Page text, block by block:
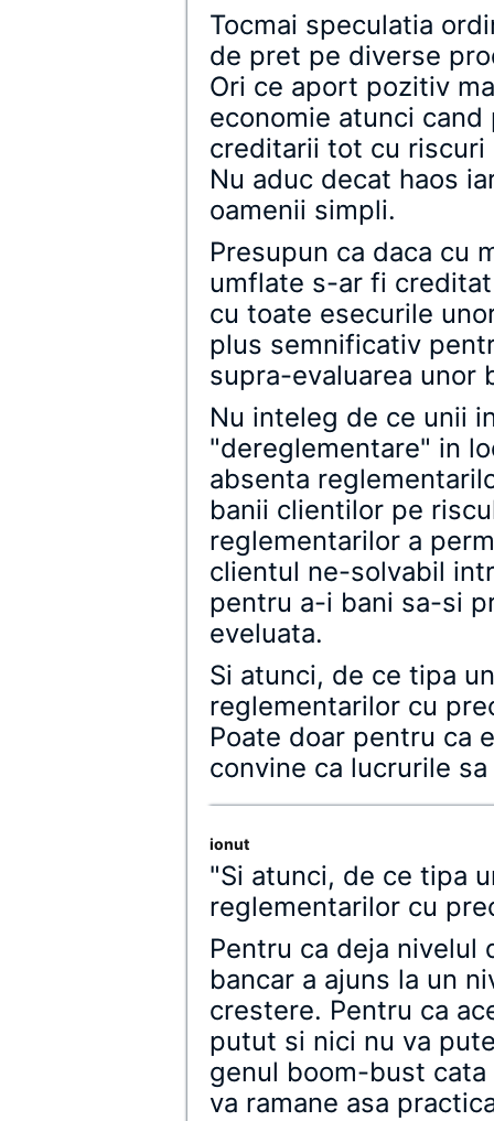
Tocmai speculatia
de pret pe diverse
Ori ce aport pozitiv
economie atunci
creditarii tot cu riscuri
Nu aduc decat haos
oamenii simpli.
Presupun ca daca cu
umflate s-ar fi
cu toate esecurile
plus semnificativ
supra-evaluarea unor
Nu inteleg de ce unii
"dereglementare" in
absenta
banii clientilor pe
reglementarilor a
clientul ne-solvabil
pentru a-i bani sa-si
eveluata.
Si atunci, de ce tipa
reglementarilor cu
Poate doar pentru ca
convine ca lucrurile
ionut
"Si atunci, de ce tipa
reglementarilor cu
Pentru ca deja nivelul
bancar a ajuns la un
crestere. Pentru ca
putut si nici nu va
genul boom-bust
va ramane asa